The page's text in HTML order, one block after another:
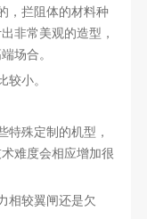
，拦阻体的材料种
非常美观的造型，
场合。
小。
殊定制的机型，
难度会相应增加很
较翼闸还是欠